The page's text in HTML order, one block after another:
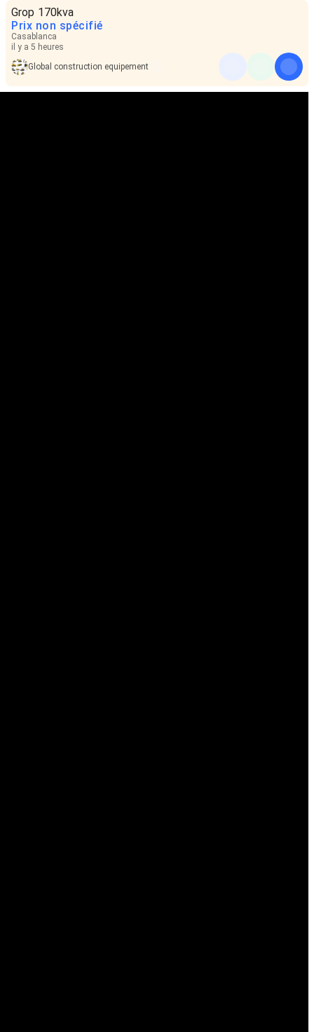
Grop 170kva
Prix non spécifié
Casablanca
il y a 5 heures
Global construction equipement